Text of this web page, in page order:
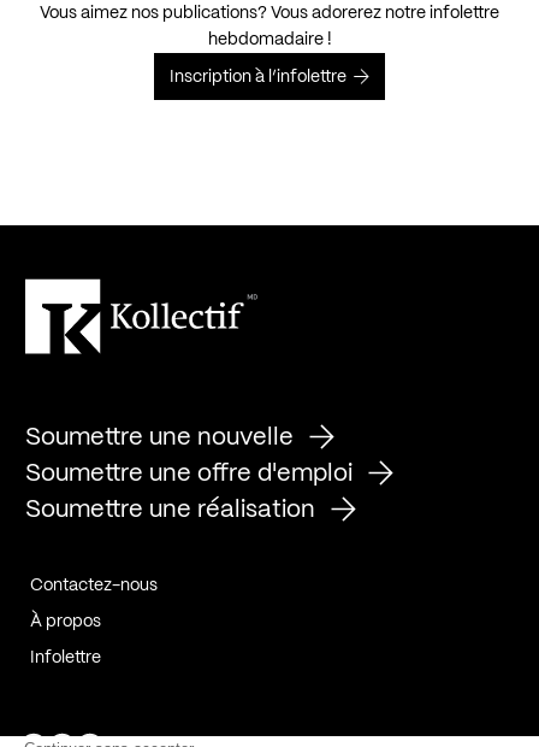
Vous aimez nos publications? Vous adorerez notre infolettre
hebdomadaire !
Inscription à l’infolettre
Soumettre une nouvelle
Soumettre une offre d'emploi
Soumettre une réalisation
Contactez-nous
À propos
Infolettre
Page Facebook de Kollectif
Page Instagram de Kollectif
Page Linkedin de Kollectif